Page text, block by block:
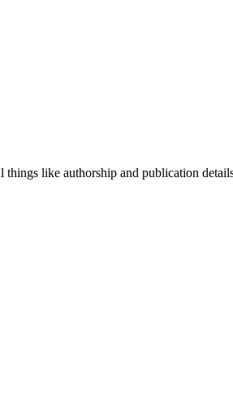
like authorship and publication